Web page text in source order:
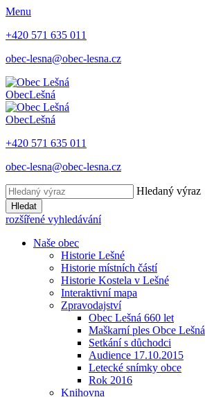
Menu
+420 571 635 011
obec-lesna@obec-lesna.cz
ObecLešná
ObecLešná
+420 571 635 011
obec-lesna@obec-lesna.cz
Hledaný výraz
Hledat
rozšířené vyhledávání
Naše obec
Historie Lešné
Historie místních částí
Historie Kostela v Lešné
Interaktivní mapa
Zpravodajství
Obec Lešná 660 let
Maškarní ples Obce Lešná
Setkání s důchodci
Audience 17.10.2015
Letecké snímky obce
Rok 2016
Knihovna